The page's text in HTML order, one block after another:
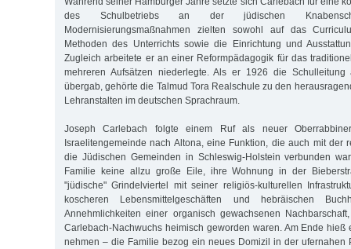
des Schulbetriebs an der jüdischen
Modernisierungsmaßnahmen zielten sowohl auf das
Methoden des Unterrichts sowie die Einrichtung und
Zugleich arbeitete er an einer Reformpädagogik für das
mehreren Aufsätzen niederlegte. Als er 1926 die Schulleitung
übergab, gehörte die Talmud Tora Realschule zu den
Lehranstalten im deutschen Sprachraum.
Joseph Carlebach folgte einem Ruf als neuer
Israelitengemeinde nach Altona, eine Funktion, die auch mit der
die Jüdischen Gemeinden in Schleswig-Holstein verbunden
Familie keine allzu große Eile, ihre Wohnung in der
"jüdische" Grindelviertel mit seiner religiös-kulturellen
koscheren Lebensmittelgeschäften und hebräischen
Annehmlichkeiten einer organisch gewachsenen
Carlebach-Nachwuchs heimisch geworden waren. Am Ende hieß
nehmen – die Familie bezog ein neues Domizil in der ufernahen